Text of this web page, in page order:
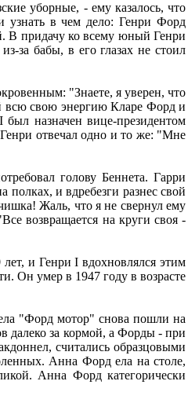
уборные, - ему казалось, что
узнать в чем дело: Генри Форд
В придачу ко всему юный Генри
за бабы, в его глазах не стоил
"Знаете, я уверен, что
всю свою энергию Кларе Форд и
назначен вице-президентом
отвечал одно и то же: "Мне
голову Беннета. Гарри
и вдребезги разнес свой
Жаль, что я не свернул ему
возвращается на круги своя -
и Генри I вдохновлялся этим
Он умер в 1947 году в возрасте
"Форд мотор" снова пошли на
далеко за кормой, а Форды - при
считались образцовыми
Анна Форд ела на столе,
Анна Форд категорически